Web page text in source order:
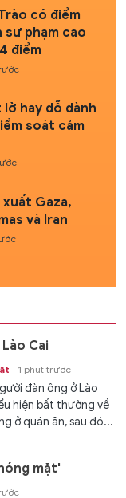
có điểm
sư phạm cao
điểm
lờ hay dỗ dành
soát cảm
xuất Gaza,
và Iran
Cai
1 phút trước
đàn ông ở Lào
hiện bất thường về
ở quán ăn, sau đó...
mặt'